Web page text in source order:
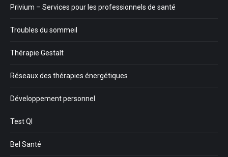
Privium – Services pour les professionnels de santé
Troubles du sommeil
Thérapie Gestalt
Réseaux des thérapies énergétiques
Développement personnel
Test QI
Bel Santé